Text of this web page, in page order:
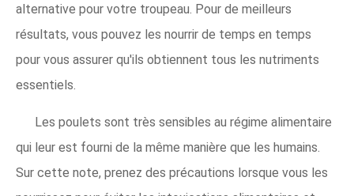
alternative pour votre troupeau. Pour de meilleurs
résultats, vous pouvez les nourrir de temps en temps
pour vous assurer qu'ils obtiennent tous les nutriments
essentiels.
Les poulets sont très sensibles au régime alimentaire
qui leur est fourni de la même manière que les humains.
Sur cette note, prenez des précautions lorsque vous les